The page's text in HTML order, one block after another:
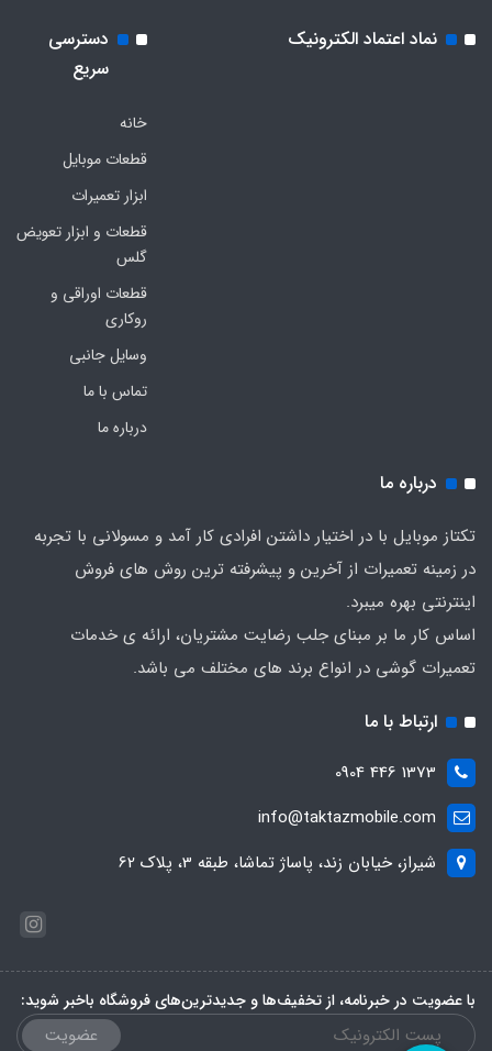
نماد اعتماد الکترونیک
دسترسی
سریع
خانه
قطعات موبایل
ابزار تعمیرات
قطعات و ابزار تعویض
گلس
قطعات اوراقی و
روکاری
وسایل جانبی
تماس با ما
درباره ما
درباره ما
تکتاز موبایل با در اختیار داشتن افرادی کار آمد و مسولانی با تجربه
در زمینه تعمیرات از آخرین و پیشرفته ترین روش های فروش
اینترنتی بهره میبرد.
اساس کار ما بر مبنای جلب رضایت مشتریان، ارائه ی خدمات
تعمیرات گوشی در انواع برند های مختلف می باشد.
ارتباط با ما
1373 446 0904
info@taktazmobile.com
شیراز، خیابان زند، پاساژ تماشا، طبقه 3، پلاک 62
با عضویت در خبرنامه، از تخفیف‌ها و جدیدترین‌های فروشگاه باخبر شوید:
عضویت